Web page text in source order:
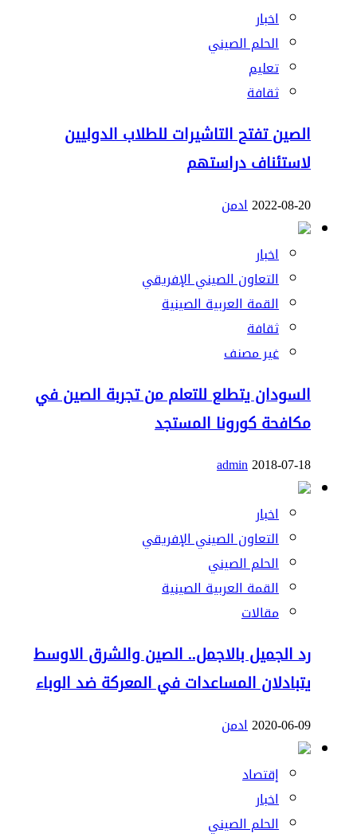
اخبار
الحلم الصيني
تعليم
ثقافة
الصين تفتح التاشيرات للطلاب الدوليين
لاستئناف دراستهم
2022-08-20ادمن
اخبار
التعاون الصيني الإفريقي
القمة العربية الصينية
ثقافة
غير مصنف
السودان يتطلع للتعلم من تجربة الصين في
مكافحة كورونا المستجد
2018-07-18
admin
اخبار
التعاون الصيني الإفريقي
الحلم الصيني
القمة العربية الصينية
مقالات
رد الجميل بالاجمل.. الصين والشرق الاوسط
يتبادلان المساعدات في المعركة ضد الوباء
2020-06-09ادمن
إقتصاد
اخبار
الحلم الصيني